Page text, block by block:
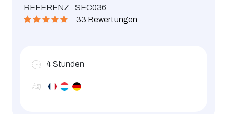
Führens von selbstfahrenden Arbeitsbühnen mit
Vertikalhub Risiken beim Fahren und rechtliche
REFERENZ : SEC036
33 Bewertungen
4 Stunden